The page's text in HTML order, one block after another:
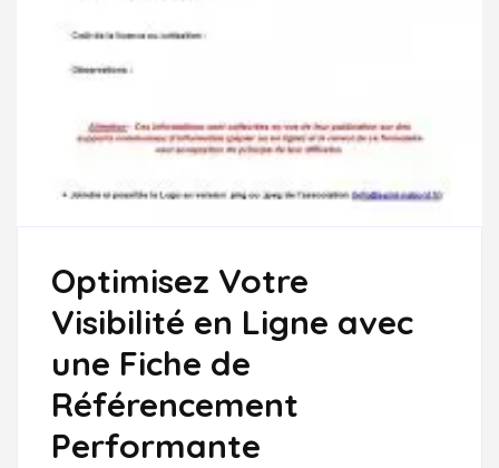
Optimisez Votre
Visibilité en Ligne avec
une Fiche de
Référencement
Performante